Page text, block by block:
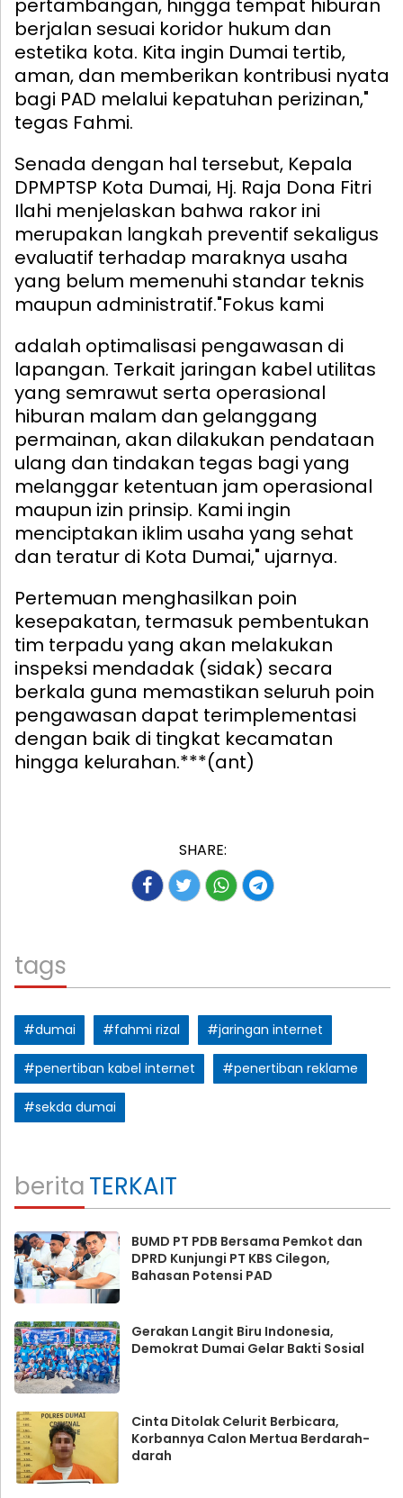
pertambangan, hingga tempat hiburan
berjalan sesuai koridor hukum dan
estetika kota. Kita ingin Dumai tertib,
aman, dan memberikan kontribusi nyata
bagi PAD melalui kepatuhan perizinan,"
tegas Fahmi.
Senada dengan hal tersebut, Kepala
DPMPTSP Kota Dumai, Hj. Raja Dona Fitri
Ilahi menjelaskan bahwa rakor ini
merupakan langkah preventif sekaligus
evaluatif terhadap maraknya usaha
yang belum memenuhi standar teknis
maupun administratif."Fokus kami
adalah optimalisasi pengawasan di
lapangan. Terkait jaringan kabel utilitas
yang semrawut serta operasional
hiburan malam dan gelanggang
permainan, akan dilakukan pendataan
ulang dan tindakan tegas bagi yang
melanggar ketentuan jam operasional
maupun izin prinsip. Kami ingin
menciptakan iklim usaha yang sehat
dan teratur di Kota Dumai," ujarnya.
Pertemuan menghasilkan poin
kesepakatan, termasuk pembentukan
tim terpadu yang akan melakukan
inspeksi mendadak (sidak) secara
berkala guna memastikan seluruh poin
pengawasan dapat terimplementasi
dengan baik di tingkat kecamatan
hingga kelurahan.***(ant)
SHARE:
tags
#dumai #fahmi rizal #jaringan internet
#penertiban kabel internet #penertiban reklame
#sekda dumai
beritaTERKAIT
BUMD PT PDB Bersama Pemkot dan
DPRD Kunjungi PT KBS Cilegon,
Bahasan Potensi PAD
Gerakan Langit Biru Indonesia,
Demokrat Dumai Gelar Bakti Sosial
Cinta Ditolak Celurit Berbicara,
Korbannya Calon Mertua Berdarah-
darah